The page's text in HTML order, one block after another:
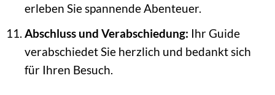
erleben Sie spannende Abenteuer.
Abschluss und Verabschiedung: Ihr Guide
verabschiedet Sie herzlich und bedankt sich
für Ihren Besuch.